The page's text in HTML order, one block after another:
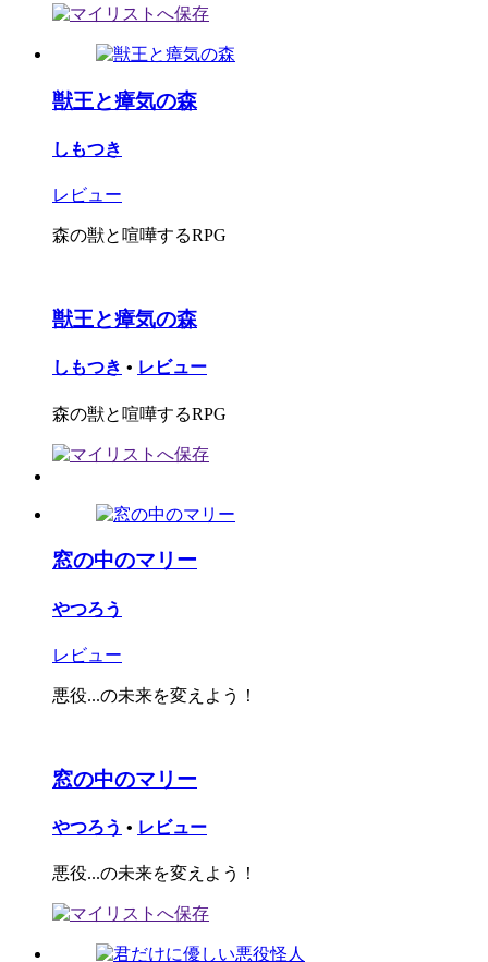
獣王と瘴気の森
しもつき
レビュー
森の獣と喧嘩するRPG
獣王と瘴気の森
しもつき • レビュー
森の獣と喧嘩するRPG
窓の中のマリー
やつろう
レビュー
悪役...の未来を変えよう！
窓の中のマリー
やつろう • レビュー
悪役...の未来を変えよう！